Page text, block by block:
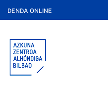
DENDA ONLINE